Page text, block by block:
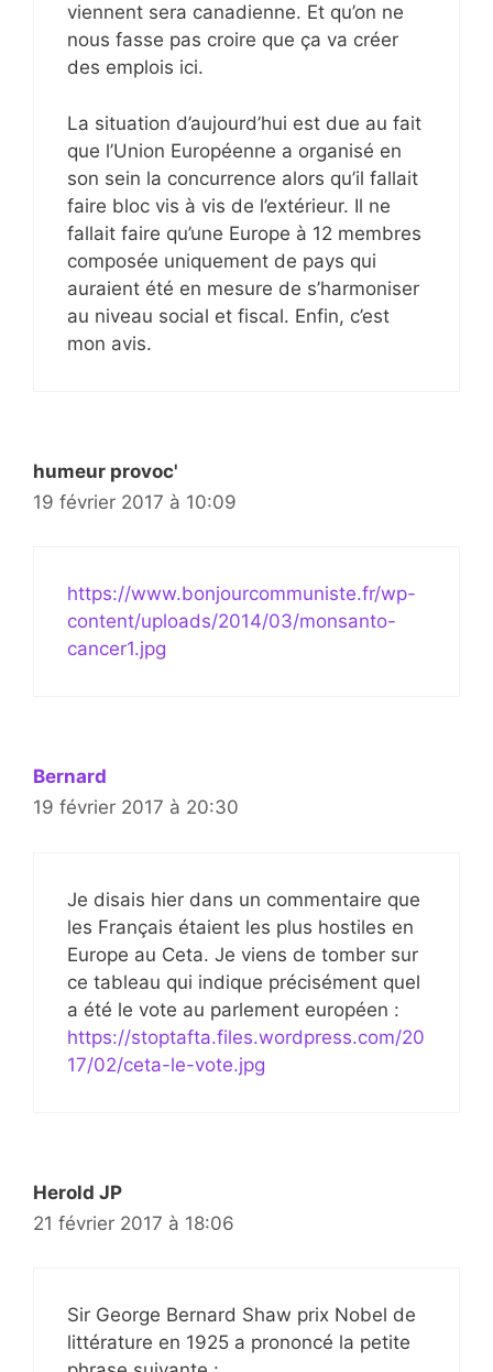
viennent sera canadienne. Et qu’on ne
nous fasse pas croire que ça va créer
des emplois ici.
La situation d’aujourd’hui est due au fait
que l’Union Européenne a organisé en
son sein la concurrence alors qu’il fallait
faire bloc vis à vis de l’extérieur. Il ne
fallait faire qu’une Europe à 12 membres
composée uniquement de pays qui
auraient été en mesure de s’harmoniser
au niveau social et fiscal. Enfin, c’est
mon avis.
humeur provoc'
19 février 2017 à 10:09
https://www.bonjourcommuniste.fr/wp-
content/uploads/2014/03/monsanto-
cancer1.jpg
Bernard
19 février 2017 à 20:30
Je disais hier dans un commentaire que
les Français étaient les plus hostiles en
Europe au Ceta. Je viens de tomber sur
ce tableau qui indique précisément quel
a été le vote au parlement européen :
https://stoptafta.files.wordpress.com/20
17/02/ceta-le-vote.jpg
Herold JP
21 février 2017 à 18:06
Sir George Bernard Shaw prix Nobel de
littérature en 1925 a prononcé la petite